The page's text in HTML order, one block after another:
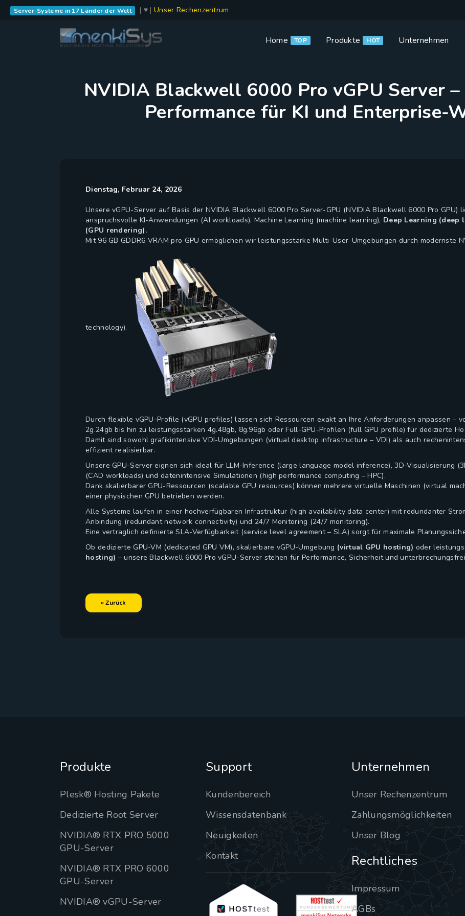
Server-Systeme in 17 Länder der Welt | ♥ | Unser Rechenzentrum
Home TOP Produkte HOT Unternehmen
NVIDIA Blackwell 6000 Pro vGPU Server
Performance für KI und Enterprise-
Dienstag, Februar 24, 2026
Unsere vGPU-Server auf Basis der NVIDIA Blackwell 6000 Pro Server-GPU (NVIDIA Blackwell 6000 Pro GPU)
anspruchsvolle KI-Anwendungen (AI workloads), Machine Learning (machine learning), Deep Learning (deep
(GPU rendering).
Mit 96 GB GDDR6 VRAM pro GPU ermöglichen wir leistungsstarke Multi-User-Umgebungen durch modernste
technology).
Durch flexible vGPU-Profile (vGPU profiles) lassen sich Ressourcen exakt an Ihre Anforderungen anpassen –
2g.24gb bis hin zu leistungsstarken 4g.48gb, 8g.96gb oder Full-GPU-Profilen (full GPU profile) für dedizierte
Damit sind sowohl grafikintensive VDI-Umgebungen (virtual desktop infrastructure – VDI) als auch
effizient realisierbar.
Unsere GPU-Server eignen sich ideal für LLM-Inference (large language model inference), 3D-Visualisierung
(CAD workloads) und datenintensive Simulationen (high performance computing – HPC).
Dank skalierbarer GPU-Ressourcen (scalable GPU resources) können mehrere virtuelle Maschinen (virtual
einer physischen GPU betrieben werden.
Alle Systeme laufen in einer hochverfügbaren Infrastruktur (high availability data center) mit redundanter
Anbindung (redundant network connectivity) und 24/7 Monitoring (24/7 monitoring).
Eine vertraglich definierte SLA-Verfügbarkeit (service level agreement – SLA) sorgt für maximale
Ob dedizierte GPU-VM (dedicated GPU VM), skalierbare vGPU-Umgebung (virtual GPU hosting) oder
hosting) – unsere Blackwell 6000 Pro vGPU-Server stehen für Performance, Sicherheit und
« Zurück
Produkte
Plesk® Hosting Pakete
Dedizierte Root Server
NVIDIA® RTX PRO 5000
GPU-Server
NVIDIA® RTX PRO 6000
GPU-Server
NVIDIA® vGPU-Server
Support
Kundenbereich
Wissensdatenbank
Neuigkeiten
Kontakt
Unternehmen
Unser Rechenzentrum
Zahlungsmöglichkeiten
Unser Blog
Rechtliches
Impressum
AGBs